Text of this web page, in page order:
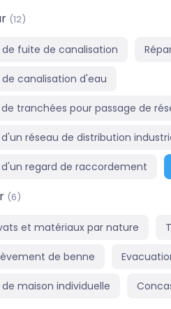
(12)
de fuite de canalisation
canalisation d'eau
de tranchées pour passage de
réseau de distribution
d'un regard de raccordement
(6)
et matériaux par nature
de benne
maison individuelle